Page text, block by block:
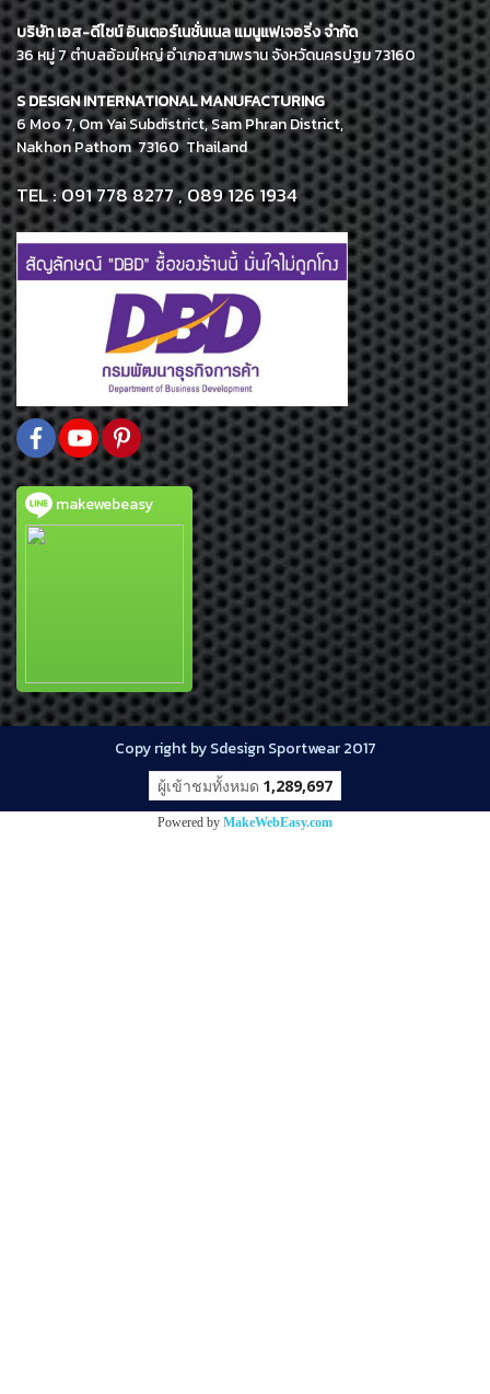
บริษัท เอส-ดีไซน์ อินเตอร์เนชั่นเนล แมนูแฟเจอริ่ง จำกัด
36 หมู่ 7 ตำบลอ้อมใหญ่ อำเภอสามพราน จังหวัดนครปฐม 73160
S DESIGN INTERNATIONAL MANUFACTURING
6 Moo 7, Om Yai Subdistrict, Sam Phran District,
Nakhon Pathom 73160 Thailand
TEL : 091 778 8277 , 089 126 1934
makewebeasy
Copy right by Sdesign Sportwear 2017
ผู้เข้าชมทั้งหมด 1,289,697
Powered by MakeWebEasy.com